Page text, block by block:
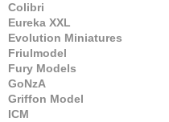
Colibri
Eureka XXL
Evolution Miniatures
Friulmodel
Fury Models
GoNzA
Griffon Model
ICM